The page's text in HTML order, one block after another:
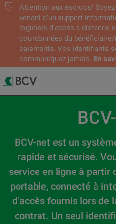
Attention aux escrocs!
venant d'un support
logiciels d’accès à distance
coordonnées du
paiements. Vos identifiants
communiquez jamais. En
BCV-net est un
rapide et sécurisé.
service en ligne à partir
portable, connecté à
d’accès fournis lors de
contrat. Un seul